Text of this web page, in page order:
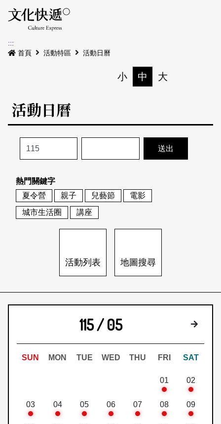
最新公告
本期專題
歷史專題
活動特區
活動列表
地圖搜尋
關於我們
關於我們
刊物索取地點
會員基本資料
刊登活動
網站導覽 English
日本語 登入/註冊
:::
首頁
活動特區 活動日曆
小 中 大
活動日曆
熱門關鍵字
夏令營
親子 兒藝節
電影
城市生活圈
講座
活動列表 地圖搜尋
115 / 05 下個月
SUN MON TUE WED THU FRI SAT
01 02
03 04 05 06 07 08 09